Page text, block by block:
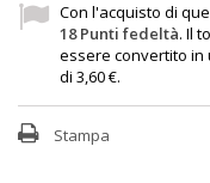
Con l'acquisto di
18Punti fedeltà. Il
essere convertito in
di 3,60 €.
Stampa